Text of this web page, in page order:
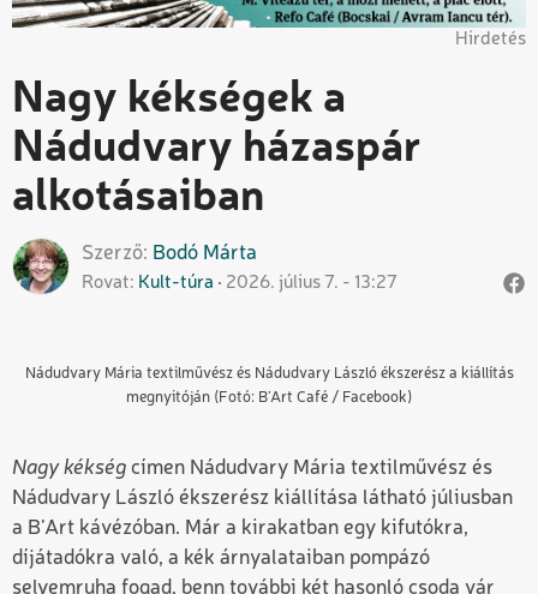
Hirdetés
Nagy kékségek a
Nádudvary házaspár
alkotásaiban
Szerző Bodó Márta
Rovat Kult-túra 2026. július 7. - 13:27
Nádudvary Mária textilművész és Nádudvary László ékszerész a kiállítás
megnyitóján (Fotó: B’Art Café / Facebook)
Nagy kékség címen Nádudvary Mária textilművész és
Nádudvary László ékszerész kiállítása látható júliusban
a B’Art kávézóban. Már a kirakatban egy kifutókra,
díjátadókra való, a kék árnyalataiban pompázó
selyemruha fogad, benn további két hasonló csoda vár